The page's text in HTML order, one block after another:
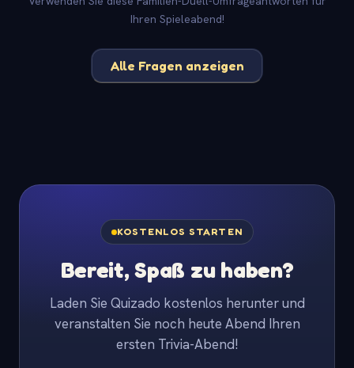
Ihren Spieleabend!
Alle Fragen anzeigen
KOSTENLOS STARTEN
Bereit, Spaß zu haben?
Laden Sie Quizado kostenlos herunter und
veranstalten Sie noch heute Abend Ihren
ersten Trivia-Abend!